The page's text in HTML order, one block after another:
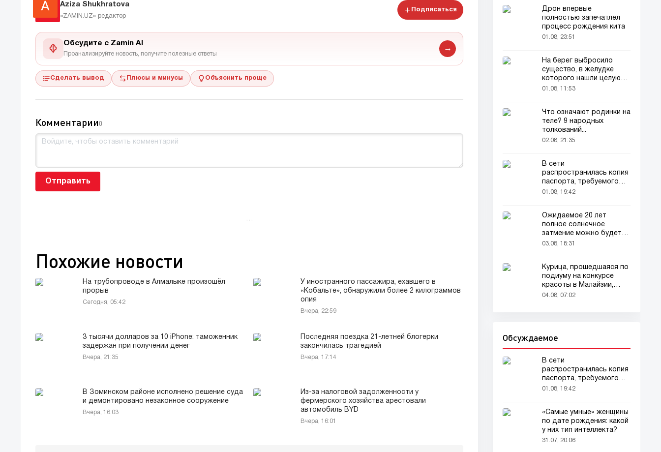
Aziza Shukhratova
«ZAMIN.UZ» редактор
Подписаться
Обсудите с Zamin AI
Проанализируйте новость, получите полезные ответы
→
Сделать вывод Плюсы и минусы Объяснить проще
Комментарии0
Отправить
…
Похожие новости
На трубопроводе в Алмалыке произошёл
прорыв
Сегодня, 05:42
У иностранного пассажира, ехавшего в
«Кобальте», обнаружили более 2 килограммов
опия
Вчера, 22:59
3 тысячи долларов за 10 iPhone: таможенник
задержан при получении денег
Вчера, 21:35
Последняя поездка 21-летней блогерки
закончилась трагедией
Вчера, 17:14
В Зоминском районе исполнено решение суда
и демонтировано незаконное сооружение
Вчера, 16:03
Из-за налоговой задолженности у
фермерского хозяйства арестовали
автомобиль BYD
Вчера, 16:01
Дрон впервые
полностью запечатлел
процесс рождения кита
01.08, 23:51
На берег выбросило
существо, в желудке
которого нашли целую
добычу
01.08, 11:53
Что означают родинки на
теле? 9 народных
толкований...
02.08, 21:35
В сети
распространилась копия
паспорта, требуемого
для домашних животных
01.08, 19:42
Ожидаемое 20 лет
полное солнечное
затмение можно будет
наблюдать в августе
03.08, 18:31
Курица, прошедшаяся по
подиуму на конкурсе
красоты в Малайзии,
привлекла внимание
04.08, 07:02
Обсуждаемое
В сети
распространилась копия
паспорта, требуемого
для домашних животных
01.08, 19:42
«Самые умные» женщины
по дате рождения: какой
у них тип интеллекта?
31.07, 20:06